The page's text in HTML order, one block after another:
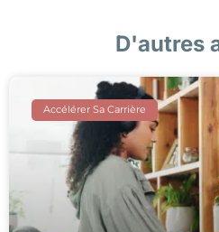
D'autres
Accélérer Sa Carrière